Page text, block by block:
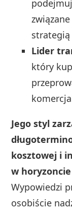
Lider
który
Jego styl
kosztowej i
w
Wypowiedzi
osobiście